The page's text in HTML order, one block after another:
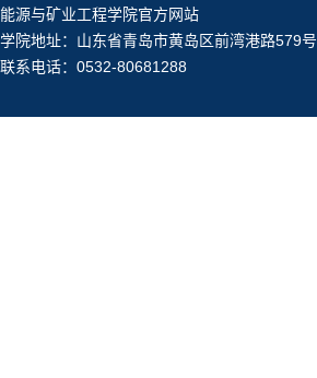
能源与矿业工程学院官方网站
学院地址：山东省青岛市黄岛区前湾港路579号
联系电话：0532-80681288